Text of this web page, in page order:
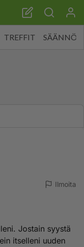
TREFFIT SÄÄNNÖT
Ilmoita
Jostain syystä
itselleni uuden